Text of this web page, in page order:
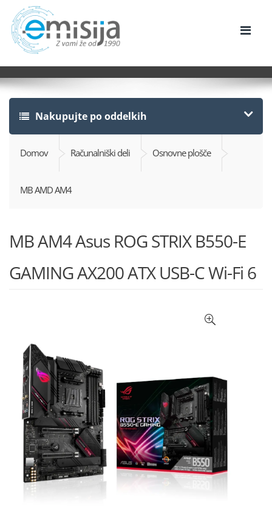
Nakupujte po oddelkih
Domov Računalniški deli Osnovne plošče
MB AMD AM4
MB AM4 Asus ROG STRIX B550-E
GAMING AX200 ATX USB-C Wi-Fi 6